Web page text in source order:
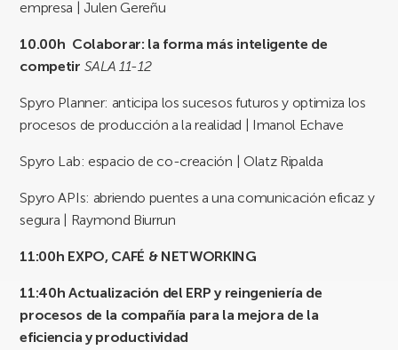
empresa | Julen Gereñu
10.00h Colaborar: la forma más inteligente de
competir SALA 11-12
Spyro Planner: anticipa los sucesos futuros y optimiza los
procesos de producción a la realidad | Imanol Echave
Spyro Lab: espacio de co-creación | Olatz Ripalda
Spyro APIs: abriendo puentes a una comunicación eficaz y
segura | Raymond Biurrun
11:00h EXPO, CAFÉ & NETWORKING
11:40h Actualización del ERP y reingeniería de
procesos de la compañía para la mejora de la
eficiencia y productividad